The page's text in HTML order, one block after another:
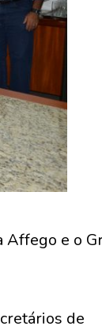
Affego e o
de